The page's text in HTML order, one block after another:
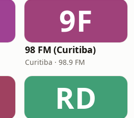
9F
98 FM (Curitiba)
Curitiba · 98.9 FM
RD